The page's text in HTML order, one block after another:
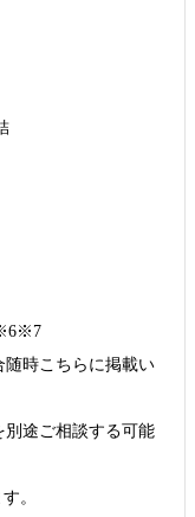
時こちらに掲載い
途ご相談する可能
。